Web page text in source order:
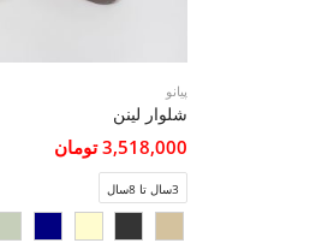
پیانو
شلوار لینن
3,518,000 تومان
3سال تا 8سال